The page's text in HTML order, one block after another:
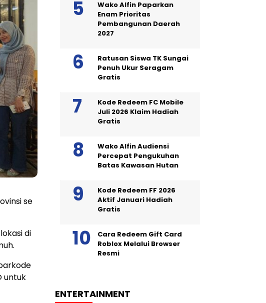
se
di
untuk
Wako Alfin Paparkan
Enam Prioritas
Pembangunan Daerah
2027
Ratusan Siswa TK Sungai
Penuh Ukur Seragam
Gratis
Kode Redeem FC Mobile
Juli 2026 Klaim Hadiah
Gratis
Wako Alfin Audiensi
Percepat Pengukuhan
Batas Kawasan Hutan
Kode Redeem FF 2026
Aktif Januari Hadiah
Gratis
Cara Redeem Gift Card
Roblox Melalui Browser
Resmi
ENTERTAINMENT